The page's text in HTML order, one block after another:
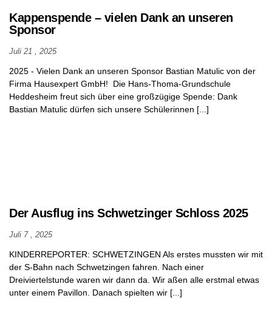
Kappenspende – vielen Dank an unseren
Sponsor
Juli 21 , 2025
2025 - Vielen Dank an unseren Sponsor Bastian Matulic von der
Firma Hausexpert GmbH! Die Hans-Thoma-Grundschule
Heddesheim freut sich über eine großzügige Spende: Dank
Bastian Matulic dürfen sich unsere Schülerinnen [...]
Der Ausflug ins Schwetzinger Schloss 2025
Juli 7 , 2025
KINDERREPORTER: SCHWETZINGEN Als erstes mussten wir mit
der S-Bahn nach Schwetzingen fahren. Nach einer
Dreiviertelstunde waren wir dann da. Wir aßen alle erstmal etwas
unter einem Pavillon. Danach spielten wir [...]